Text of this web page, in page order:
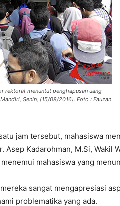
rektorat menuntut penghapusan uang
Senin, (15/08/2016). Foto : Fauzan
jam tersebut, mahasiswa
Asep Kadarohman, M.Si, Wakil
mahasiswa yang
sangat mengapresiasi
problematika yang ada.